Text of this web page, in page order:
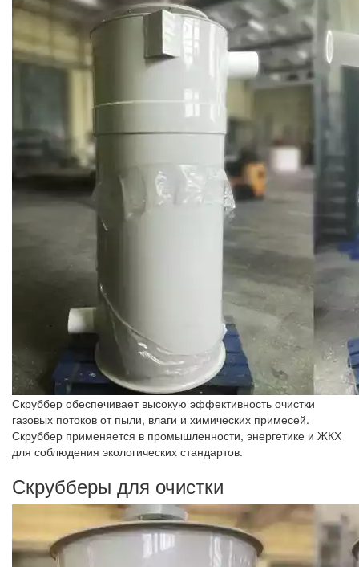
Скруббер обеспечивает высокую эффективность очистки
газовых потоков от пыли, влаги и химических примесей.
Скруббер применяется в промышленности, энергетике и ЖКХ
для соблюдения экологических стандартов.
Скрубберы для очистки